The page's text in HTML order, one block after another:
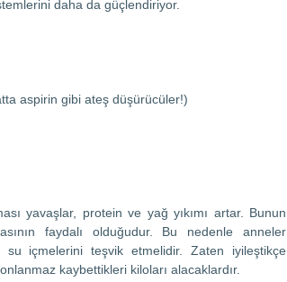
daha da güçlendiriyor.
aspirin gibi ateş düşürücüler!)
yavaşlar, protein ve yağ yıkımı artar. Bunun
faydalı olduğudur. Bu nedenle anneler
su içmelerini teşvik etmelidir. Zaten iyileştikçe
kaybettikleri kiloları alacaklardır.